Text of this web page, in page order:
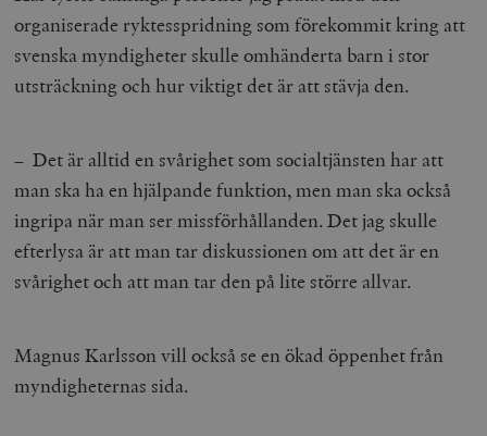
organiserade ryktesspridning som förekommit kring att
svenska myndigheter skulle omhänderta barn i stor
utsträckning och hur viktigt det är att stävja den.
– Det är alltid en svårighet som socialtjänsten har att
man ska ha en hjälpande funktion, men man ska också
ingripa när man ser missförhållanden. Det jag skulle
efterlysa är att man tar diskussionen om att det är en
svårighet och att man tar den på lite större allvar.
Magnus Karlsson vill också se en ökad öppenhet från
myndigheternas sida.